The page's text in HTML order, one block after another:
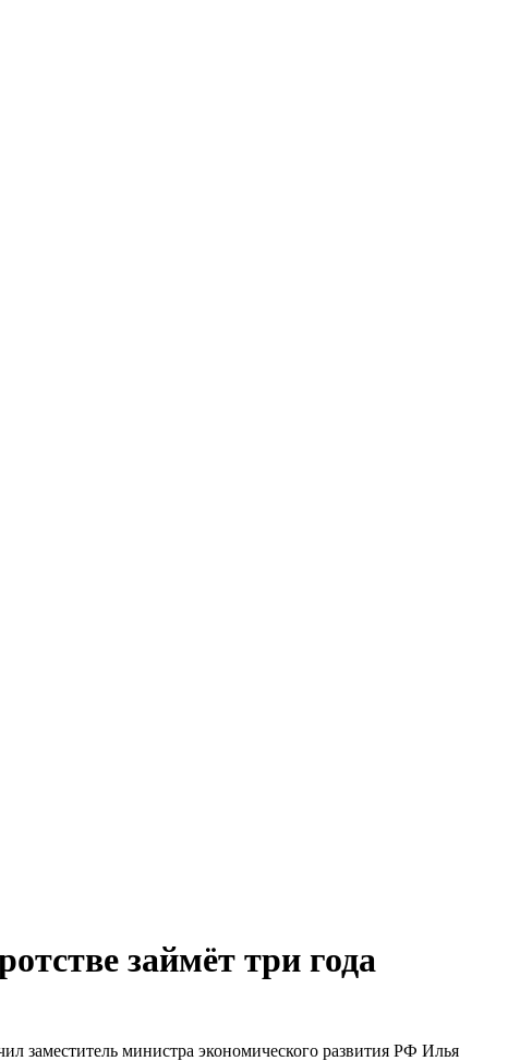
займёт три года
заместитель министра экономического развития РФ Илья